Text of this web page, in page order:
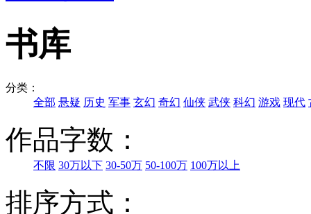
书库
分类：
全部 悬疑 历史 军事 玄幻 奇幻 仙侠 武侠 科幻 游戏 现代
作品字数：
不限 30万以下 30-50万 50-100万 100万以上
排序方式：